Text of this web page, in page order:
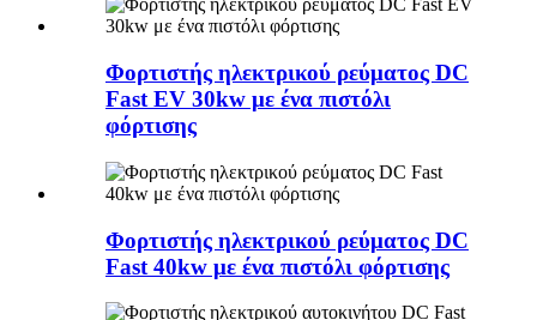
Φορτιστής ηλεκτρικού ρεύματος DC
Fast EV 30kw με ένα πιστόλι
φόρτισης
Φορτιστής ηλεκτρικού ρεύματος DC
Fast 40kw με ένα πιστόλι φόρτισης